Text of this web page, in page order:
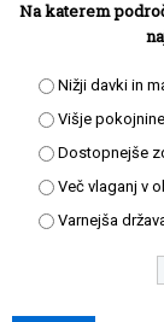
Na katerem
Nižji davki in
Višje
Dostopnejše
Več vlaganj v
Varnejša